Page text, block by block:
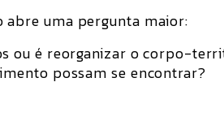
abre uma pergunta maior:
ou é reorganizar o corpo-
possam se encontrar?